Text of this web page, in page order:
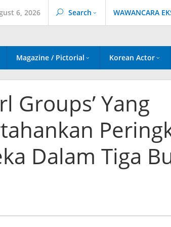
6, 2026 Search WAWANCARA
Magazine / Pictorial Korean Actor
Groups’ Yang
Dalam Tiga